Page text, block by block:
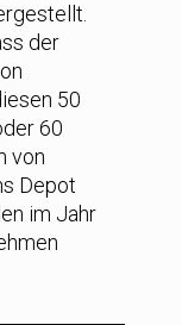
der
50
60
von
Depot
im Jahr